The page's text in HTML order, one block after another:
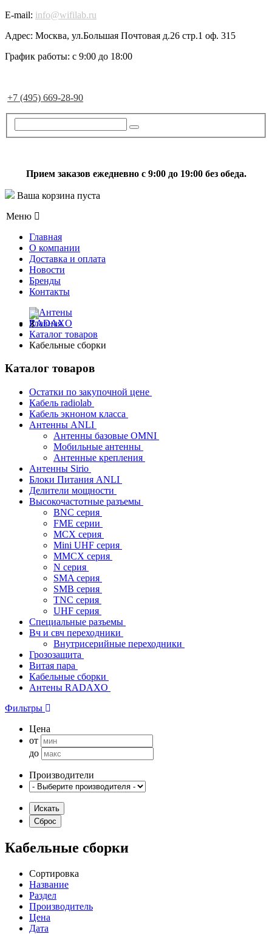
E-mail: info@wifilab.ru
Адрес: Москва, ул.Большая Почтовая д.26 стр.1 оф. 315
График работы: с 9:00 до 18:00
+7 (495) 669-28-90
Прием заказов ежедневно с 9:00 до 19:00 без обеда.
Ваша корзина пуста
Меню
Главная
О компании
Доставка и оплата
Новости
Бренды
Контакты
Главная
Каталог товаров
Кабельные сборки
Каталог товаров
Остатки по закупочной цене
Кабель radiolab
Кабель экноном класса
Антенны ANLI
Антенны базовые OMNI
Мобильные антенны
Антенные крепления
Антенны Sirio
Блоки Питания ANLI
Делители мощности
Высокочастотные разъемы
BNC серия
FME серии
MCX серия
Mini UHF серия
MMCX серия
N серия
SMA серия
SMB серия
TNC серия
UHF серия
Специальные разъемы
Вч и свч переходники
Внутрисерийные переходники
Грозозащита
Витая пара
Кабельные сборки
Антены RADAXO
Фильтры
Цена
от
до
Производители
Кабельные сборки
Сортировка
Название
Раздел
Производитель
Цена
Дата